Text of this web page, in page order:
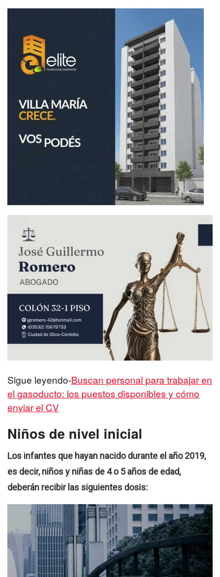
Sigue leyendo-Buscan personal para trabajar en
el gasoducto: los puestos disponibles y cómo
enviar el CV
Niños de nivel inicial
Los infantes que hayan nacido durante el año 2019,
es decir, niños y niñas de 4 o 5 años de edad,
deberán recibir las siguientes dosis: